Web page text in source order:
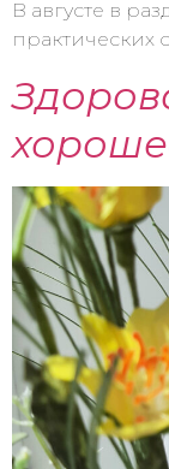
В августе в
практических